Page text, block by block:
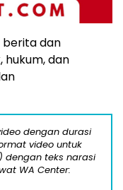
berita dan
hukum, dan
dengan durasi
video untuk
dengan teks narasi
WA Center: